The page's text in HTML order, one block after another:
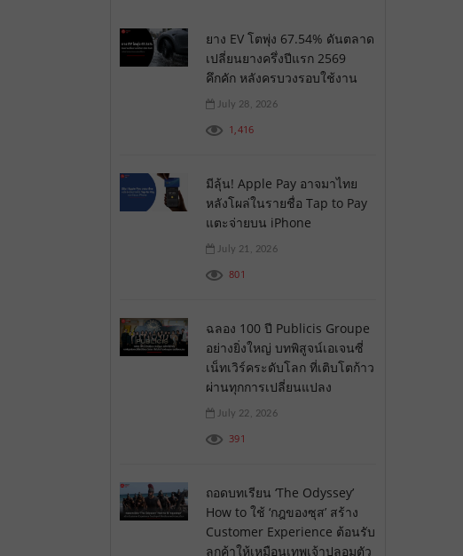
ยาง EV โตพุ่ง 67.54% ดันตลาด
เปลี่ยนยางครึ่งปีแรก 2569
คึกคัก หลังครบวงรอบใช้งาน
July 28, 2026
1,416
มีลุ้น! Apple Pay อาจมาไทย
หลังโผล่ในรายชื่อ Tap to Pay
แตะจ่ายบน iPhone
July 21, 2026
801
ฉลอง 100 ปี Publicis Groupe
อย่างยิ่งใหญ่ บทพิสูจน์เอเจนซี่
เน็ทเวิร์คระดับโลก ที่เติบโตก้าว
ผ่านทุกการเปลี่ยนแปลง
July 22, 2026
391
ถอดบทเรียน ‘The Odyssey’
How to ใช้ ‘กฎของซุส’ สร้าง
Customer Experience ต้อนรับ
ลูกค้าให้เหมือนเทพเจ้าปลอมตัว